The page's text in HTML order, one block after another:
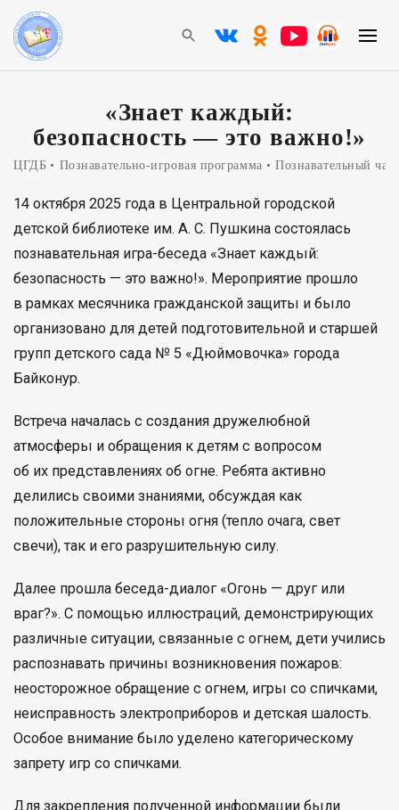
«Знает каждый:
безопасность — это важно!»
ЦГДБ Познавательно-игровая программа Познавательный час
14 октября 2025 года в Центральной городской
детской библиотеке им. А. С. Пушкина состоялась
познавательная игра-беседа «Знает каждый:
безопасность — это важно!». Мероприятие прошло
в рамках месячника гражданской защиты и было
организовано для детей подготовительной и старшей
групп детского сада № 5 «Дюймовочка» города
Байконур.
Встреча началась с создания дружелюбной
атмосферы и обращения к детям с вопросом
об их представлениях об огне. Ребята активно
делились своими знаниями, обсуждая как
положительные стороны огня (тепло очага, свет
свечи), так и его разрушительную силу.
Далее прошла беседа-диалог «Огонь — друг или
враг?». С помощью иллюстраций, демонстрирующих
различные ситуации, связанные с огнем, дети учились
распознавать причины возникновения пожаров:
неосторожное обращение с огнем, игры со спичками,
неисправность электроприборов и детская шалость.
Особое внимание было уделено категорическому
запрету игр со спичками.
Для закрепления полученной информации были